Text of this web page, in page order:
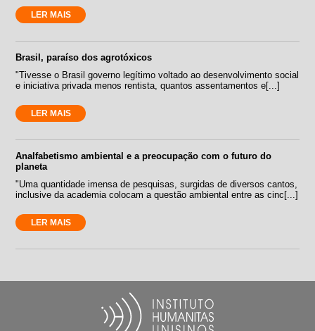
LER MAIS
Brasil, paraíso dos agrotóxicos
"Tivesse o Brasil governo legítimo voltado ao desenvolvimento social
e iniciativa privada menos rentista, quantos assentamentos e[...]
LER MAIS
Analfabetismo ambiental e a preocupação com o futuro do
planeta
"Uma quantidade imensa de pesquisas, surgidas de diversos cantos,
inclusive da academia colocam a questão ambiental entre as cinc[...]
LER MAIS